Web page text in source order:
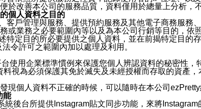
於改善本公司的服務品質，資料僅用於總量上分析，
個人資料之目的
客戶管理與服務、提供預約服務及其他電子商務服
或業務之必要範圍內等以及為本公司行銷等目的，依
特定目的所必要提供之個人資料，並在前揭特定目的
令許可之範圍內加以處理及利用。
使用企業標準慣例來保護您個人辨認資料的秘密性
料視為必須保護其免於滅失及未經授權而存取的資產
現個人資料不正確的時候，可以隨時在本公司
能
統後台所提供Instagram貼文同步功能，來將